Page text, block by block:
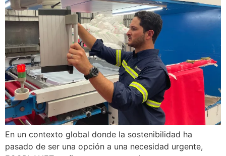
En un contexto global donde la sostenibilidad ha
pasado de ser una opción a una necesidad urgente,